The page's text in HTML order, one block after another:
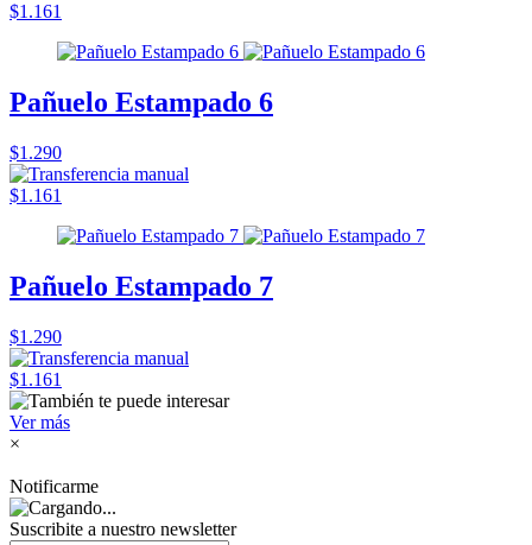
$1.161
Pañuelo Estampado 6
$1.290
$1.161
Pañuelo Estampado 7
$1.290
$1.161
Ver más
×
Notificarme
Suscribite a nuestro newsletter